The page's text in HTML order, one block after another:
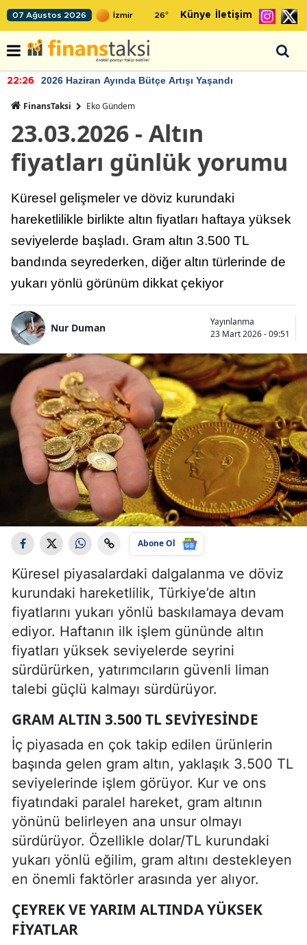
07 Ağustos 2026 26° Künye İletişim
22:26 2026 Haziran Ayında Bütçe Artışı Yaşandı
FinansTaksi Eko Gündem
23.03.2026 - Altın
fiyatları günlük yorumu
Küresel gelişmeler ve döviz kurundaki
hareketlilikle birlikte altın fiyatları haftaya yüksek
seviyelerde başladı. Gram altın 3.500 TL
bandında seyrederken, diğer altın türlerinde de
yukarı yönlü görünüm dikkat çekiyor
Nur Duman
Yayınlanma
23 Mart 2026 - 09:51
Abone Ol
Küresel piyasalardaki dalgalanma ve döviz
kurundaki hareketlilik, Türkiye’de altın
fiyatlarını yukarı yönlü baskılamaya devam
ediyor. Haftanın ilk işlem gününde altın
fiyatları yüksek seviyelerde seyrini
sürdürürken, yatırımcıların güvenli liman
talebi güçlü kalmayı sürdürüyor.
GRAM ALTIN 3.500 TL SEVIYESINDE
İç piyasada en çok takip edilen ürünlerin
başında gelen gram altın, yaklaşık 3.500 TL
seviyelerinde işlem görüyor. Kur ve ons
fiyatındaki paralel hareket, gram altının
yönünü belirleyen ana unsur olmayı
sürdürüyor. Özellikle dolar/TL kurundaki
yukarı yönlü eğilim, gram altını destekleyen
en önemli faktörler arasında yer alıyor.
ÇEYREK VE YARIM ALTINDA YÜKSEK
FIYATLAR